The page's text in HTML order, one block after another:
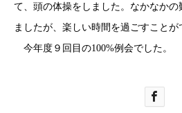
て、頭の体操をしました。なかなか
ましたが、楽しい時間を過ごすことが
今年度９回目の100%例会でした。